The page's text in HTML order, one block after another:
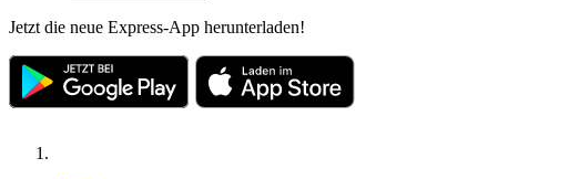
Jetzt die neue Express-App herunterladen!